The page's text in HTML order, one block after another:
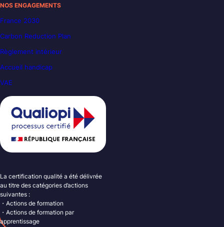
NOS ENGAGEMENTS
France 2030
Carbon Reduction Plan
Règlement intérieur
Accueil handicap
VAE
La certification qualité a été délivrée
au titre des catégories d’actions
suivantes :
・Actions de formation
・Actions de formation par
apprentissage